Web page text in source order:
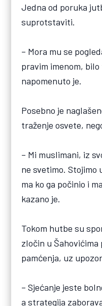
Jedna od poruka
suprotstaviti.
– Mora mu se
pravim imenom,
napomenuto je.
Posebno je
traženje osvete,
– Mi muslimani, iz
ne svetimo. Stojimo
ma ko ga počinio i
kazano je.
Tokom hutbe su
zločin u
pamćenja, uz
– Sjećanje jeste
a strategija